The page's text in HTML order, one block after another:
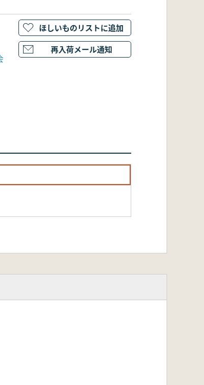
ほしいものリストに追加
再入荷メール通知